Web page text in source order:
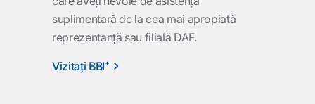
suplimentară de la cea mai apropiată
reprezentanţă sau filială DAF.
Vizitaţi BBI⁺